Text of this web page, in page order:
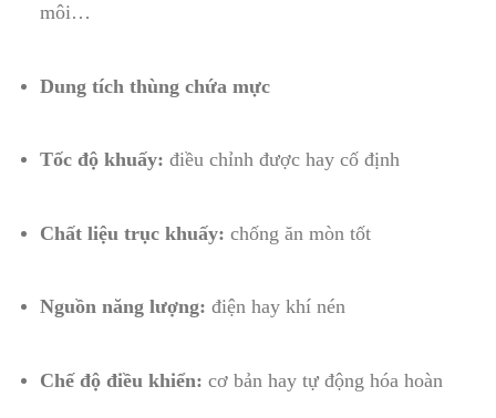
môi…
Dung tích thùng chứa mực
Tốc độ khuấy: điều chỉnh được hay cố định
Chất liệu trục khuấy: chống ăn mòn tốt
Nguồn năng lượng: điện hay khí nén
Chế độ điều khiển: cơ bản hay tự động hóa hoàn